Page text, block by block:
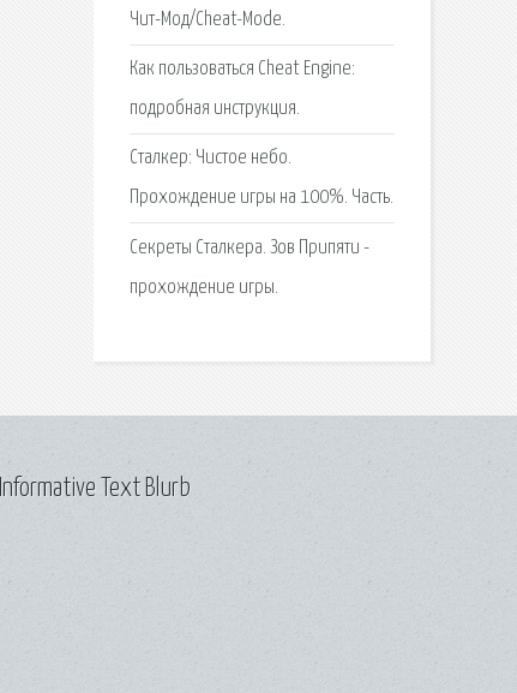
Чит-Мод/Cheat-Mode.
Как пользоваться Cheat Engine:
подробная инструкция.
Сталкер: Чистое небо.
Прохождение игры на 100%. Часть.
Секреты Сталкера. Зов Припяти -
прохождение игры.
Text Blurb